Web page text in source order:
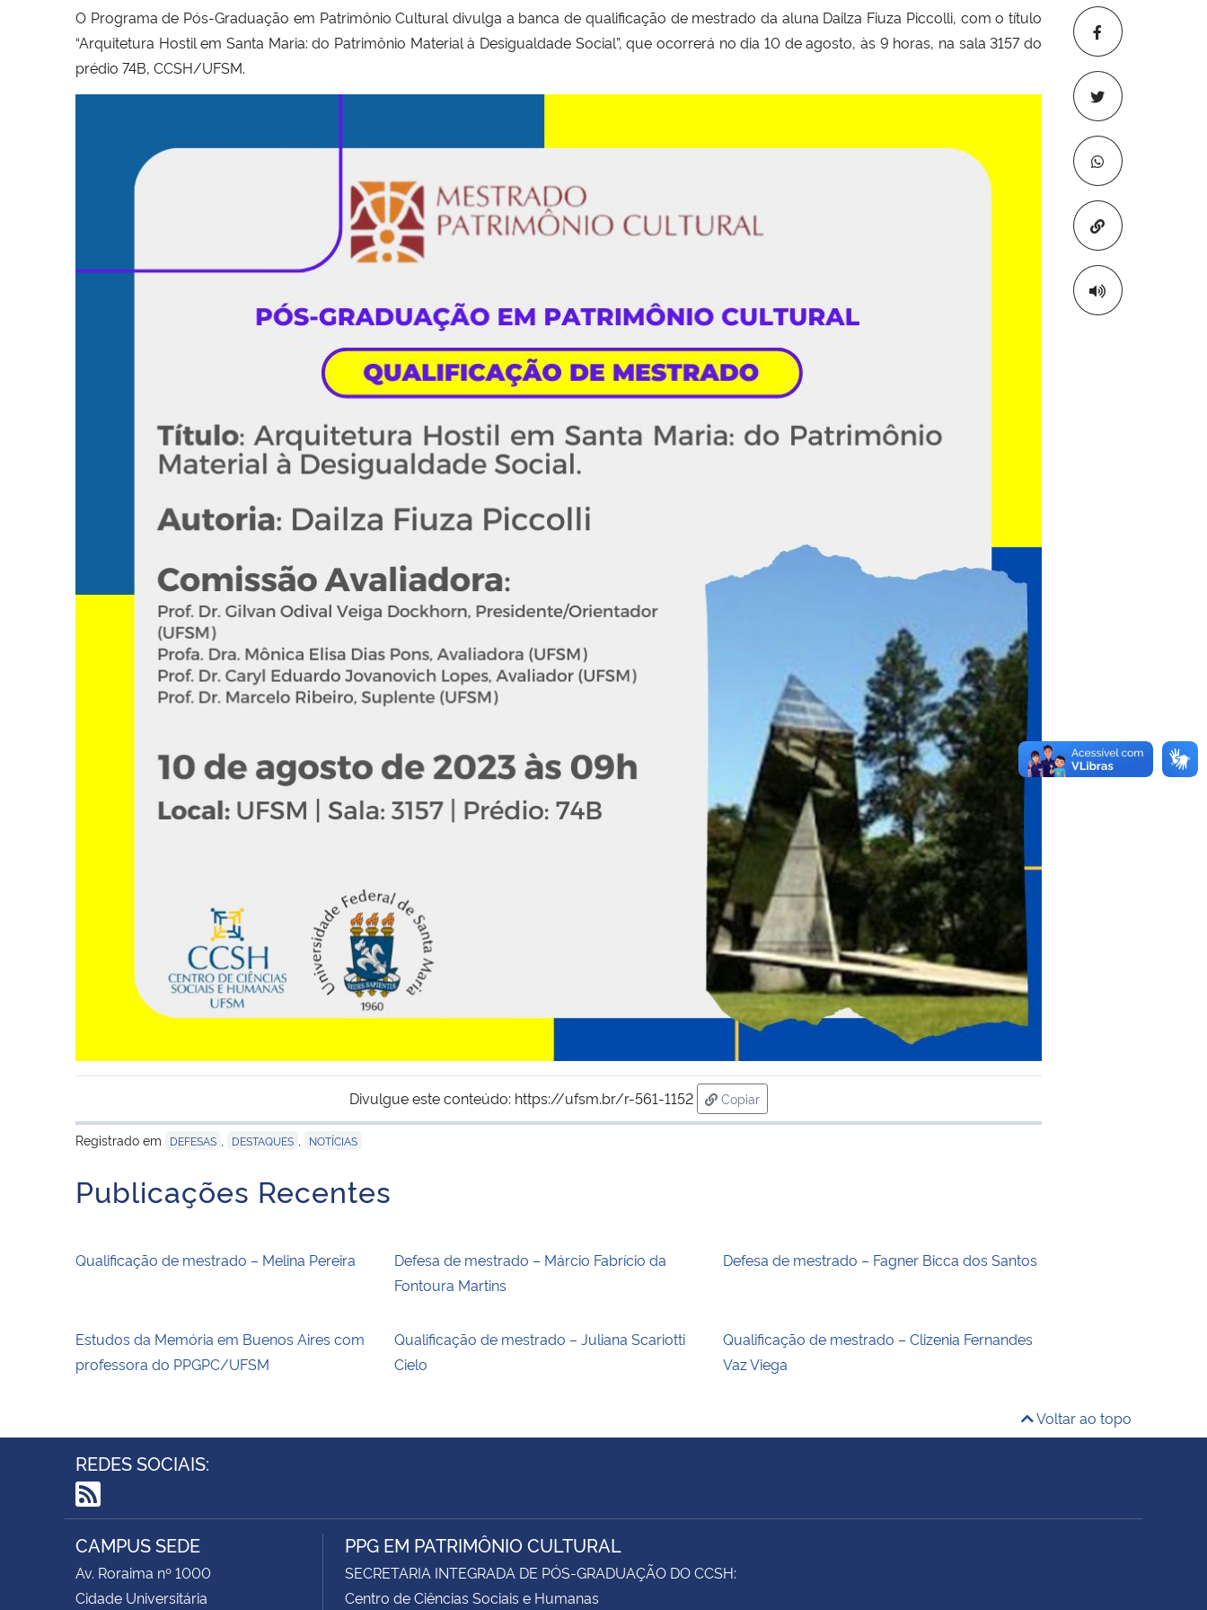
Copiar para
O Programa de Pós-Graduação em Patrimônio Cultural divulga a banca de qualificação de mestrado da aluna Dailza Fiuza Piccolli, com o título
“Arquitetura Hostil em Santa Maria: do Patrimônio Material à Desigualdade Social”, que ocorrerá no dia 10 de agosto, às 9 horas, na sala 3157 do
prédio 74B, CCSH/UFSM.
Divulgue este conteúdo: https://ufsm.br/r-561-1152
Copiar
para área de transferência
Registrado em
DEFESAS DESTAQUES NOTÍCIAS
Publicações Recentes
Qualificação de mestrado – Melina Pereira
Defesa de mestrado – Márcio Fabrício da
Fontoura Martins
Defesa de mestrado – Fagner Bicca dos Santos
Estudos da Memória em Buenos Aires com
professora do PPGPC/UFSM
Qualificação de mestrado – Juliana Scariotti
Cielo
Qualificação de mestrado – Clizenia Fernandes
Vaz Viega
Voltar ao topo
REDES SOCIAIS:
RSS
CAMPUS SEDE
Av. Roraima nº 1000
Cidade Universitária
PPG EM PATRIMÔNIO CULTURAL
SECRETARIA INTEGRADA DE PÓS-GRADUAÇÃO DO CCSH:
Centro de Ciências Sociais e Humanas